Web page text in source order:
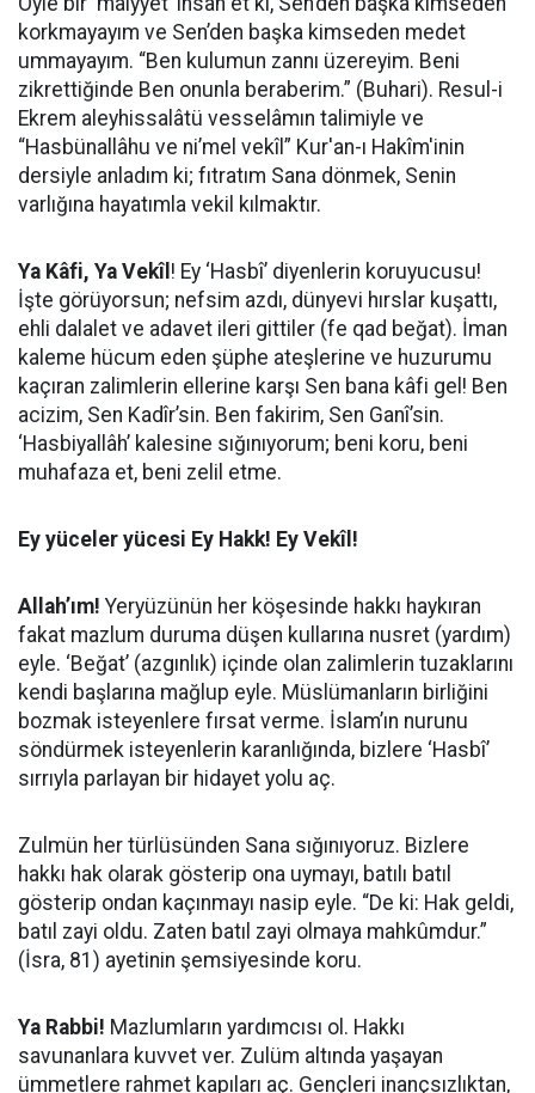
korkmayayım ve Sen’den başka kimseden medet
ummayayım. “Ben kulumun zannı üzereyim. Beni
zikrettiğinde Ben onunla beraberim.” (Buhari). Resul-i
Ekrem aleyhissalâtü vesselâmın talimiyle ve
“Hasbünallâhu ve ni’mel vekîl” Kur'an-ı Hakîm'inin
dersiyle anladım ki; fıtratım Sana dönmek, Senin
varlığına hayatımla vekil kılmaktır.
Ya Kâfi, Ya Vekîl ! Ey ‘Hasbî’ diyenlerin koruyucusu!
İşte görüyorsun; nefsim azdı, dünyevi hırslar kuşattı,
ehli dalalet ve adavet ileri gittiler (fe qad beğat). İman
kaleme hücum eden şüphe ateşlerine ve huzurumu
kaçıran zalimlerin ellerine karşı Sen bana kâfi gel! Ben
acizim, Sen Kadîr’sin. Ben fakirim, Sen Ganî’sin.
‘Hasbiyallâh’ kalesine sığınıyorum; beni koru, beni
muhafaza et, beni zelil etme.
Ey yüceler yücesi Ey Hakk! Ey Vekîl!
Allah’ım! Yeryüzünün her köşesinde hakkı haykıran
fakat mazlum duruma düşen kullarına nusret (yardım)
eyle. ‘Beğat’ (azgınlık) içinde olan zalimlerin tuzaklarını
kendi başlarına mağlup eyle. Müslümanların birliğini
bozmak isteyenlere fırsat verme. İslam’ın nurunu
söndürmek isteyenlerin karanlığında, bizlere ‘Hasbî’
sırrıyla parlayan bir hidayet yolu aç.
Zulmün her türlüsünden Sana sığınıyoruz. Bizlere
hakkı hak olarak gösterip ona uymayı, batılı batıl
gösterip ondan kaçınmayı nasip eyle. “De ki: Hak geldi,
batıl zayi oldu. Zaten batıl zayi olmaya mahkûmdur.”
(İsra, 81) ayetinin şemsiyesinde koru.
Ya Rabbi! Mazlumların yardımcısı ol. Hakkı
savunanlara kuvvet ver. Zulüm altında yaşayan
ümmetlere rahmet kapıları aç. Gençleri inançsızlıktan,